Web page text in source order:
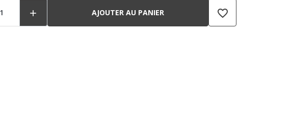
 AJOUTER AU PANIER favorite_border